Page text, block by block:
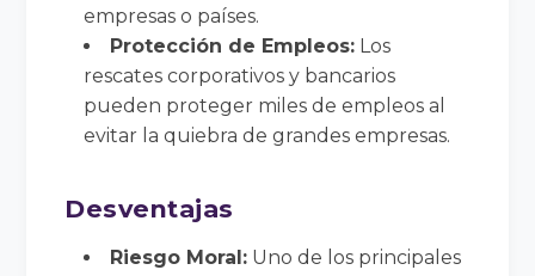
empresas o países.
Protección de Empleos: Los
rescates corporativos y bancarios
pueden proteger miles de empleos al
evitar la quiebra de grandes empresas.
Desventajas
Riesgo Moral: Uno de los principales